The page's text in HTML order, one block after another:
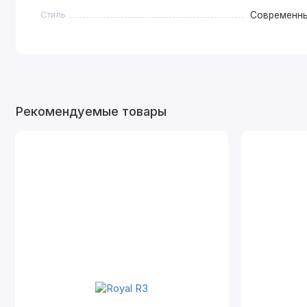
Стиль
Рекомендуемые товары